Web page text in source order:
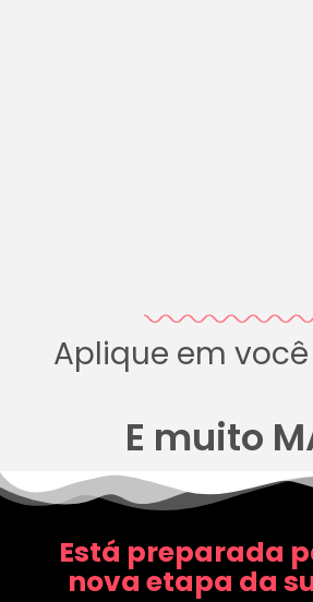
Aplique em
E muito
Está preparada
nova etapa da